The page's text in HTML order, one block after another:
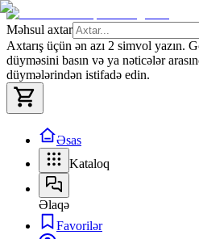
Məhsul axtar
Axtarış üçün ən azı 2 simvol yazın.
düyməsini basın və ya nəticələr
düymələrindən istifadə edin.
Əsas
Kataloq
Əlaqə
Favorilər